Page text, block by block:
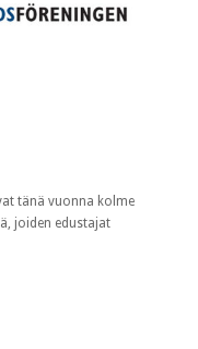
tänä vuonna kolme
joiden edustajat